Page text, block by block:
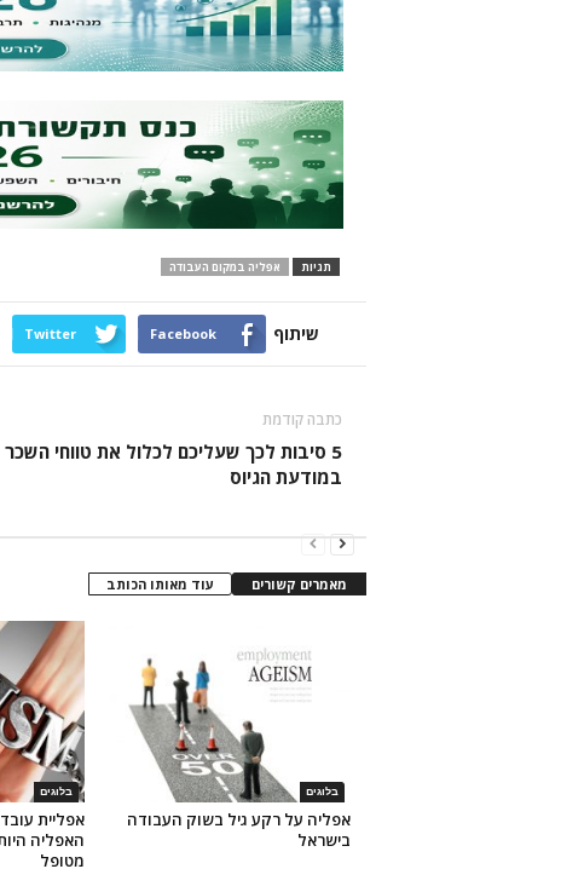
תגיות אפליה במקום העבודה
שיתוף Facebook
Twitter
כתבה קודמת
5 סיבות לכך שעליכם לכלול את טווחי השכר
במודעת הגיוס
מאמרים קשורים עוד מאותו הכותב
בלוגים
אפליית
האפליה
מטופל
בלוגים
אפליה על רקע גיל בשוק העבודה
בישראל